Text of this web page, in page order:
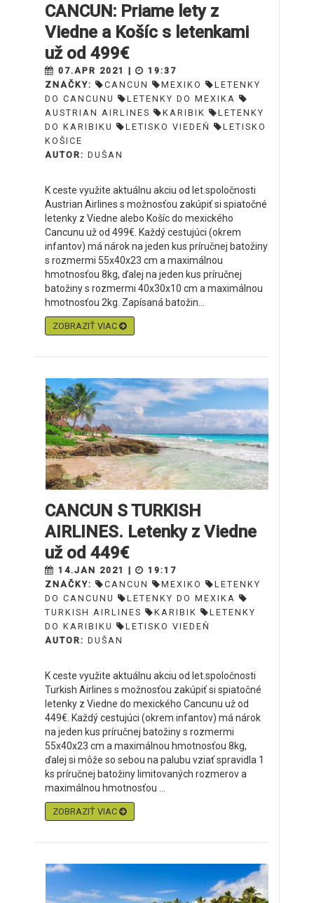
CANCUN: Priame lety z
Viedne a Košíc s letenkami
už od 499€
07.APR 2021 |
19:37
ZNAČKY:
CANCUN MEXIKO
LETENKY
DO CANCUNU
LETENKY DO MEXIKA
AUSTRIAN AIRLINES
KARIBIK
LETENKY
DO KARIBIKU
LETISKO VIEDEŇ
LETISKO
KOŠICE
AUTOR: DUŠAN
K ceste využite aktuálnu akciu od let.spoločnosti
Austrian Airlines s možnosťou zakúpiť si spiatočné
letenky z Viedne alebo Košíc do mexického
Cancunu už od 499€. Každý cestujúci (okrem
infantov) má nárok na jeden kus príručnej batožiny
s rozmermi 55x40x23 cm a maximálnou
hmotnosťou 8kg, ďalej na jeden kus príručnej
batožiny s rozmermi 40x30x10 cm a maximálnou
hmotnosťou 2kg. Zapísaná batožin...
ZOBRAZIŤ VIAC
CANCUN S TURKISH
AIRLINES. Letenky z Viedne
už od 449€
14.JAN 2021 |
19:17
ZNAČKY:
CANCUN MEXIKO
LETENKY
DO CANCUNU
LETENKY DO MEXIKA
TURKISH AIRLINES
KARIBIK
LETENKY
DO KARIBIKU
LETISKO VIEDEŇ
AUTOR: DUŠAN
K ceste využite aktuálnu akciu od let.spoločnosti
Turkish Airlines s možnosťou zakúpiť si spiatočné
letenky z Viedne do mexického Cancunu už od
449€. Každý cestujúci (okrem infantov) má nárok
na jeden kus príručnej batožiny s rozmermi
55x40x23 cm a maximálnou hmotnosťou 8kg,
ďalej si môže so sebou na palubu vziať spravidla 1
ks príručnej batožiny limitovaných rozmerov a
maximálnou hmotnosťou ...
ZOBRAZIŤ VIAC